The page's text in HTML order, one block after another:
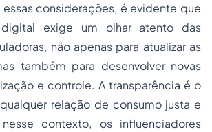
considerações, é evidente que
exige um olhar atento das
não apenas para atualizar as
também para desenvolver novas
e controle. A transparência é o
relação de consumo justa e
contexto, os influenciadores